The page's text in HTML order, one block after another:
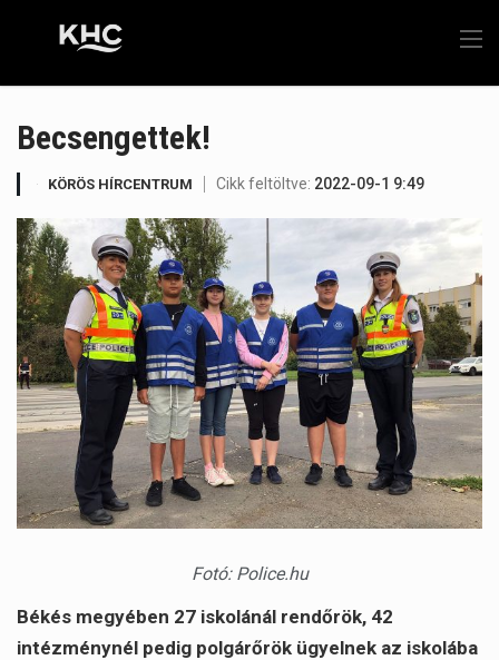
Becsengettek!
KÖRÖS HÍRCENTRUM Cikk feltöltve: 2022-09-1 9:49
Fotó: Police.hu
Békés megyében 27 iskolánál rendőrök, 42
intézménynél pedig polgárőrök ügyelnek az iskolába